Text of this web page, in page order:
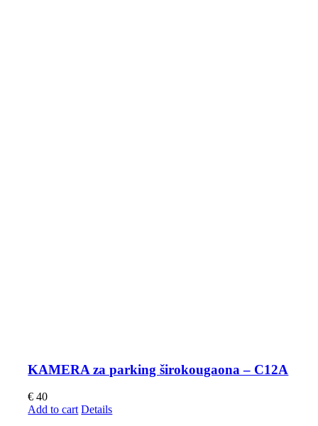
KAMERA za parking širokougaona – C12A
€ 40
Add to cart Details